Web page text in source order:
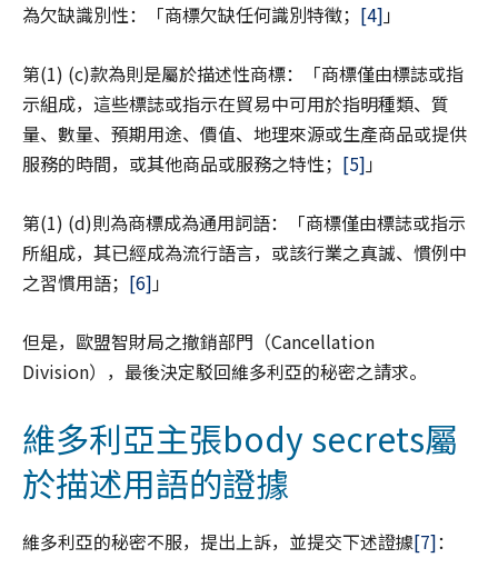
為欠缺識別性：「商標欠缺任何識別特徵； [4] 」
第(1) (c)款為則是屬於描述性商標：「商標僅由標誌或指
示組成，這些標誌或指示在貿易中可用於指明種類、質
量、數量、預期用途、價值、地理來源或生產商品或提供
服務的時間，或其他商品或服務之特性； [5] 」
第(1) (d)則為商標成為通用詞語：「商標僅由標誌或指示
所組成，其已經成為流行語言，或該行業之真誠、慣例中
之習慣用語； [6] 」
但是，歐盟智財局之撤銷部門（Cancellation
Division），最後決定駁回維多利亞的秘密之請求。
維多利亞主張body secrets屬
於描述用語的證據
維多利亞的秘密不服，提出上訴，並提交下述證據[7]：